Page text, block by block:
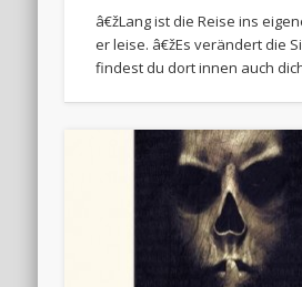
â€žLang ist die Reise ins
er leise. â€žEs verändert die
findest du dort innen auch